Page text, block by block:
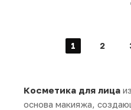
1 2
Косметика для лица
основа макияжа,